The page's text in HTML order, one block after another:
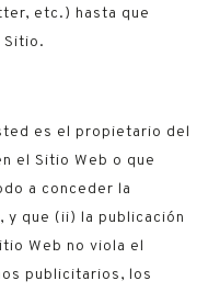
etc.) hasta que
Sitio.
es el propietario del
el Sitio Web o que
a conceder la
y que (ii) la publicación
Web no viola el
publicitarios, los